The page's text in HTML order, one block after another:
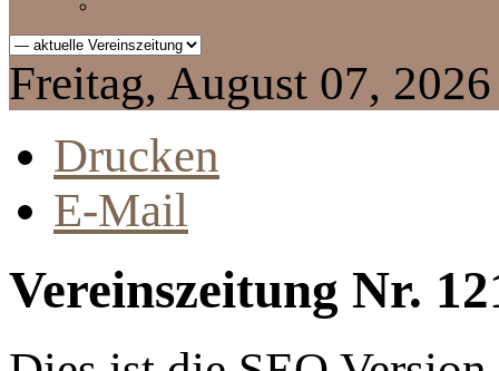
Freitag, August 07, 2026
Drucken
E-Mail
Vereinszeitung Nr.